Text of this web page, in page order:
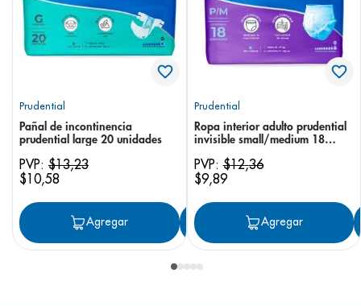
Prudential
Pañal de incontinencia
prudential large 20 unidades
PVP: $13,23
$10,58
Agregar Agregar
Prudential
Ropa interior adulto prudential
invisible small/medium 18
PVP:$12,36
$9,89
Agregar